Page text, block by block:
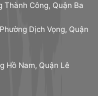
Thành Công, Quận Ba
Dịch Vọng, Quận
Hồ Nam, Quận Lê